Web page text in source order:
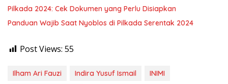
Pilkada 2024: Cek Dokumen yang Perlu Disiapkan
Panduan Wajib Saat Nyoblos di Pilkada Serentak 2024
Post Views: 55
Ilham Ari Fauzi Indira Yusuf Ismail
INIMI